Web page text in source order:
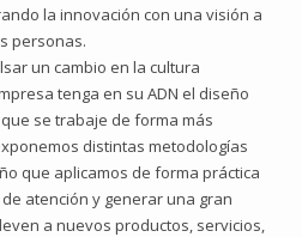
la innovación con una visión a
personas.
un cambio en la cultura
tenga en su ADN el diseño
se trabaje de forma más
distintas metodologías
que aplicamos de forma práctica
atención y generar una gran
a nuevos productos, servicios,